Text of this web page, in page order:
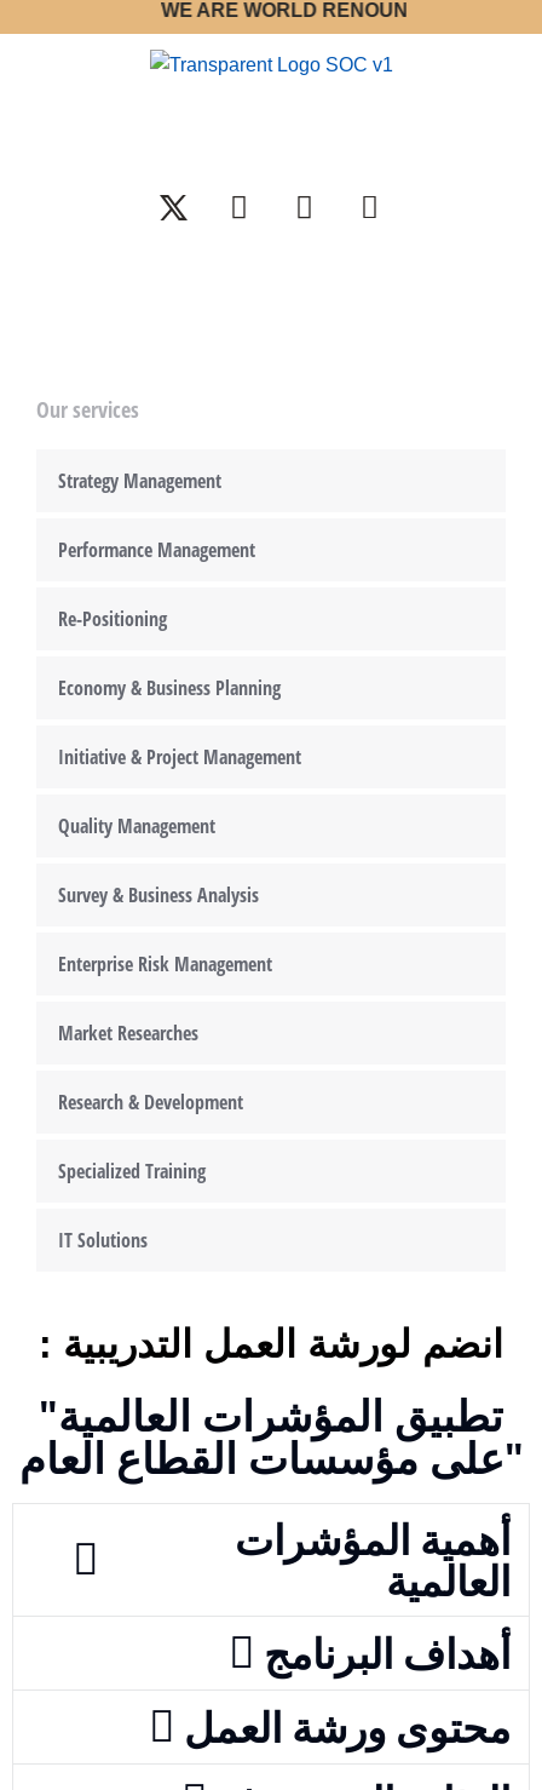
WE ARE WORLD RENOUNED
Our services
Strategy Management
Performance Management
Re-Positioning
Economy & Business Planning
Initiative & Project Management
Quality Management
Survey & Business Analysis
Enterprise Risk Management
Market Researches
Research & Development
Specialized Training
IT Solutions
انضم لورشة العمل التدريبية :
"تطبيق المؤشرات العالمية
على مؤسسات القطاع العام"
أهمية المؤشرات
العالمية
أهداف البرنامج
محتوى ورشة العمل